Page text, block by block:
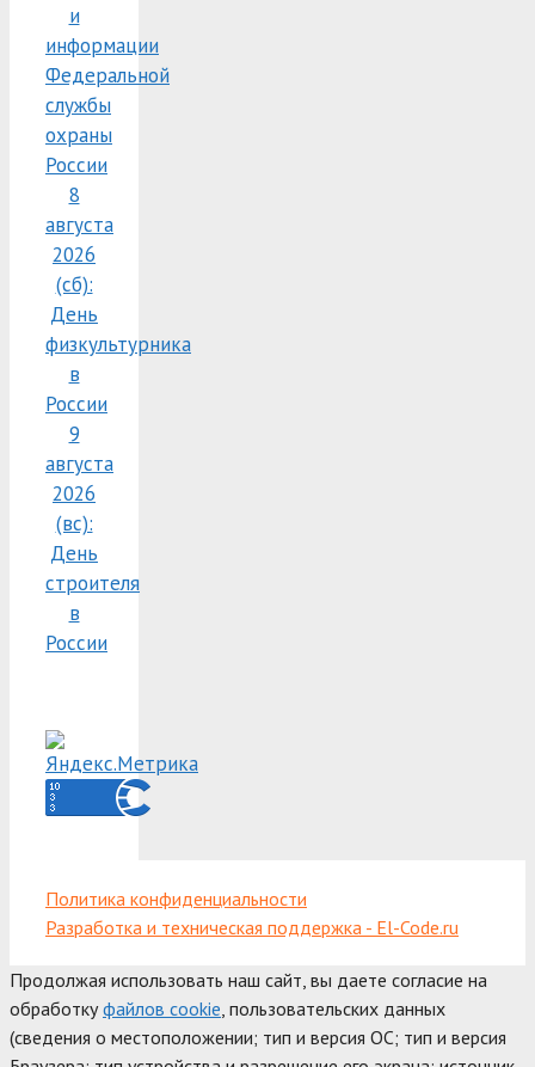
и
информации
Федеральной
службы
охраны
России
8
августа
2026
(сб):
День
физкультурника
в
России
9
августа
2026
(вс):
День
строителя
в
России
Политика конфиденциальности
Разработка и техническая поддержка - El-Code.ru
Продолжая использовать наш сайт, вы даете согласие на
обработкуфайлов cookie , пользовательских данных
(сведения о местоположении; тип и версия ОС; тип и версия